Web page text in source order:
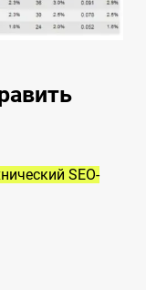
SEO-